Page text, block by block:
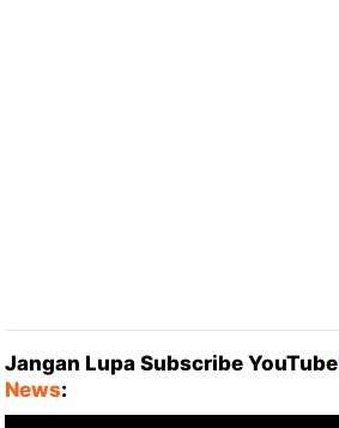
Jangan Lupa Subscribe YouTube
News: